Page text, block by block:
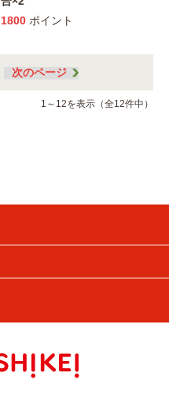
1800 ポイント
次のページ
1～12を表示（全12件中）